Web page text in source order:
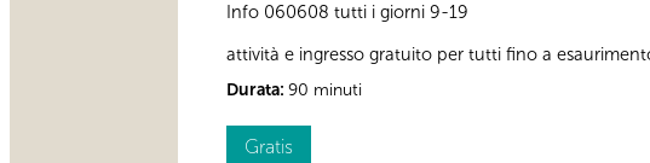
Info 060608 tutti i giorni 9-19
attività e ingresso gratuito per tutti fino a
Durata: 90 minuti
Gratis